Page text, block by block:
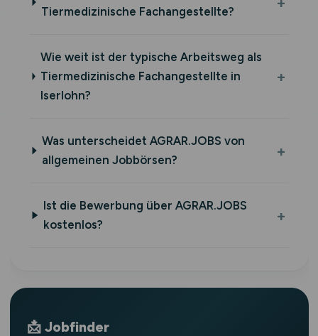
Tiermedizinische Fachangestellte?
Wie weit ist der typische Arbeitsweg als
Tiermedizinische Fachangestellte in
Iserlohn?
Was unterscheidet AGRAR.JOBS von
allgemeinen Jobbörsen?
Ist die Bewerbung über AGRAR.JOBS
kostenlos?
📩 Jobfinder